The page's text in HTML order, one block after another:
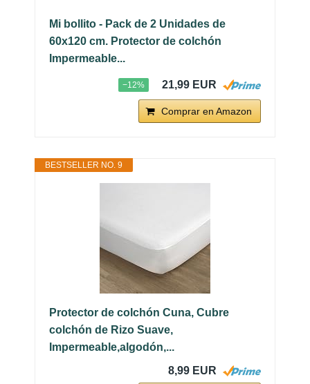
Mi bollito - Pack de 2 Unidades de
60x120 cm. Protector de colchón
Impermeable...
−12% 21,99 EUR
Comprar en Amazon
BESTSELLER NO. 9
Protector de colchón Cuna, Cubre
colchón de Rizo Suave,
Impermeable,algodón,...
8,99 EUR